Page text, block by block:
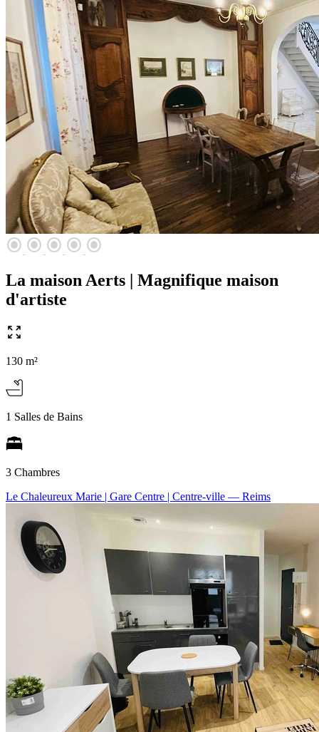
radio_button_checked radio_button_checked radio_button_checked radio_button_checked radio_button_checked
La maison Aerts | Magnifique maison
d'artiste
130 m²
1 Salles de Bains
3 Chambres
Le Chaleureux Marie | Gare Centre | Centre-ville — Reims